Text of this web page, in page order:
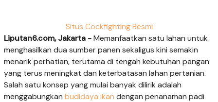
Situs Cockfighting Resmi
Liputan6.com, Jakarta -Memanfaatkan satu lahan untuk
menghasilkan dua sumber panen sekaligus kini semakin
menarik perhatian, terutama di tengah kebutuhan pangan
yang terus meningkat dan keterbatasan lahan pertanian.
Salah satu konsep yang mulai banyak dilirik adalah
menggabungkan budidaya ikan dengan penanaman padi